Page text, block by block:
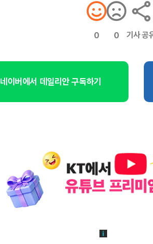
0 0 기사 공
네이버에서 데일리안 구독하기